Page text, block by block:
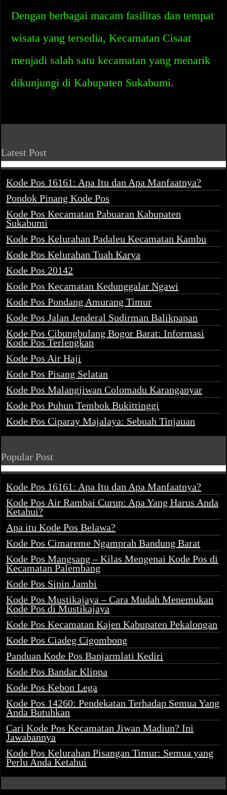
Dengan berbagai macam fasilitas dan tempat
wisata yang tersedia, Kecamatan Cisaat
menjadi salah satu kecamatan yang menarik
dikunjungi di Kabupaten Sukabumi.
Latest Post
Kode Pos 16161: Apa Itu dan Apa Manfaatnya?
Pondok Pinang Kode Pos
Kode Pos Kecamatan Pabuaran Kabupaten
Sukabumi
Kode Pos Kelurahan Padaleu Kecamatan Kambu
Kode Pos Kelurahan Tuah Karya
Kode Pos 20142
Kode Pos Kecamatan Kedunggalar Ngawi
Kode Pos Pondang Amurang Timur
Kode Pos Jalan Jenderal Sudirman Balikpapan
Kode Pos Cibungbulang Bogor Barat: Informasi
Kode Pos Terlengkap
Kode Pos Air Haji
Kode Pos Pisang Selatan
Kode Pos Malangjiwan Colomadu Karanganyar
Kode Pos Puhun Tembok Bukittinggi
Kode Pos Ciparay Majalaya: Sebuah Tinjauan
Popular Post
Kode Pos 16161: Apa Itu dan Apa Manfaatnya?
Kode Pos Air Rambai Curup: Apa Yang Harus Anda
Ketahui?
Apa itu Kode Pos Belawa?
Kode Pos Cimareme Ngamprah Bandung Barat
Kode Pos Mangsang – Kilas Mengenai Kode Pos di
Kecamatan Palembang
Kode Pos Sipin Jambi
Kode Pos Mustikajaya – Cara Mudah Menemukan
Kode Pos di Mustikajaya
Kode Pos Kecamatan Kajen Kabupaten Pekalongan
Kode Pos Ciadeg Cigombong
Panduan Kode Pos Banjarmlati Kediri
Kode Pos Bandar Klippa
Kode Pos Kebon Lega
Kode Pos 14260: Pendekatan Terhadap Semua Yang
Anda Butuhkan
Cari Kode Pos Kecamatan Jiwan Madiun? Ini
Jawabannya
Kode Pos Kelurahan Pisangan Timur: Semua yang
Perlu Anda Ketahui